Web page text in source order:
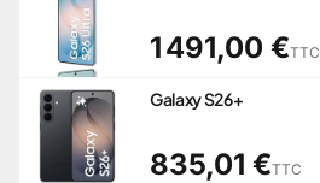
1 491,00 €TTC
Galaxy S26+
835,01 €TTC